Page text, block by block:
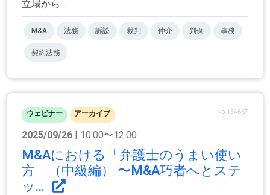
立場から...
M&A 法務 訴訟 裁判 仲介 判例 事務
契約法務
ウェビナー アーカイブ No.154667
2025/09/26 | 10:00〜12:00
M&Aにおける「弁護士のうまい使い
方」（中級編） 〜M&A巧者へとステ
ッ...